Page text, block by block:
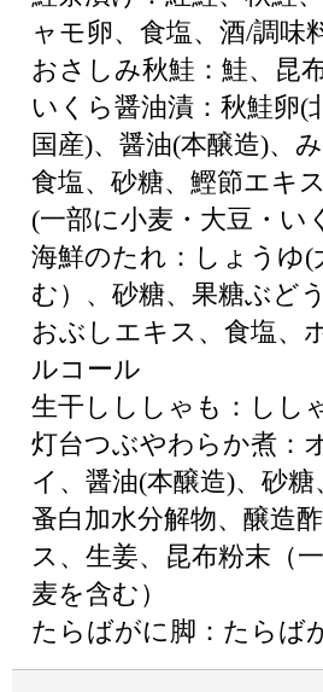
ャモ卵、食塩、酒/調味
おさしみ秋鮭：鮭、昆
いくら醤油漬：秋鮭卵(
国産)、醤油(本醸造)、
食塩、砂糖、鰹節エキ
(一部に小麦・大豆・い
海鮮のたれ：しょうゆ(
む）、砂糖、果糖ぶど
おぶしエキス、食塩、
ルコール
生干しししゃも：しし
灯台つぶやわらか煮：
イ、醤油(本醸造)、砂糖
蚤白加水分解物、醸造
ス、生姜、昆布粉末（
麦を含む）
たらばがに脚：たらば